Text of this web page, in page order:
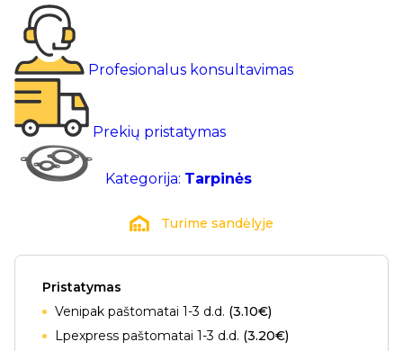
Profesionalus konsultavimas
Prekių pristatymas
Kategorija: Tarpinės
Turime sandėlyje
Pristatymas
Venipak paštomatai 1-3 d.d. (3.10€)
Lpexpress paštomatai 1-3 d.d. (3.20€)